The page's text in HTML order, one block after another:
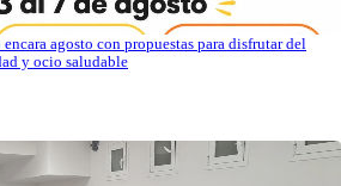
agosto con propuestas para disfrutar del
y ocio saludable